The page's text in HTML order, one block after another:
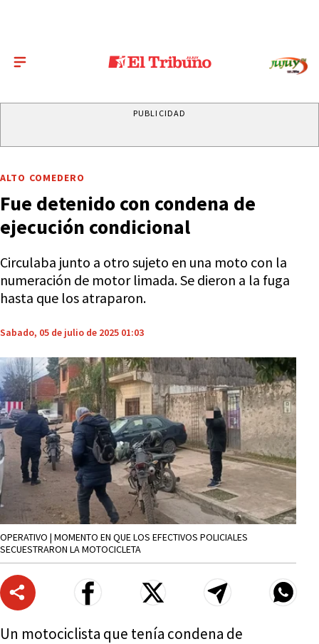
PUBLICIDAD
ALTO COMEDERO
Fue detenido con condena de
ejecución condicional
Circulaba junto a otro sujeto en una moto con la
numeración de motor limada. Se dieron a la fuga
hasta que los atraparon.
Sabado, 05 de julio de 2025 01:03
OPERATIVO | MOMENTO EN QUE LOS EFECTIVOS POLICIALES
SECUESTRARON LA MOTOCICLETA
Un motociclista que tenía condena de